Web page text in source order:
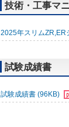
技術・工事マ
2025年スリムZR,ER
試験成績書
試験成績書 (96KB)